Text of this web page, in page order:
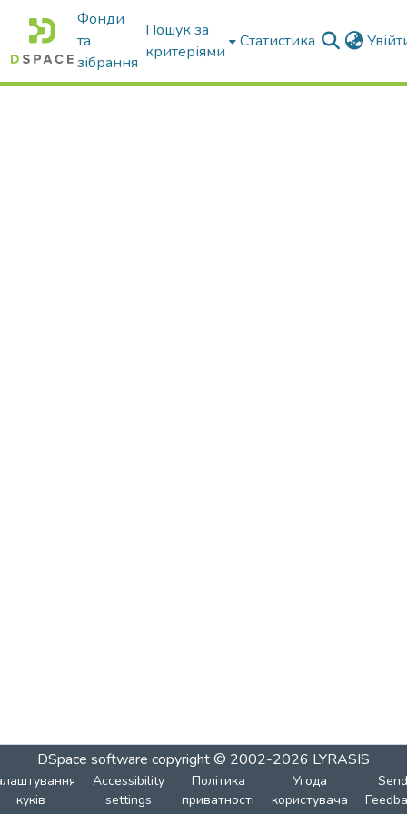
Фонди
та
зібрання
Пошук за
критеріями
Статистика
DSpace software copyright © 2002-2026 LYRASIS
куків
Accessibility
settings
Політика
приватності
Угода
користувача
Send